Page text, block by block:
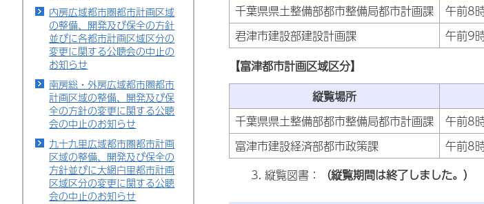
内房広域都市圏都市計画区域
の整備、開発及び保全の方針
並びに各都市計画区域区分の
変更に関する公聴会の中止の
お知らせ
南房総・外房広域都市圏都市
計画区域の整備、開発及び保
全の方針の変更に関する公聴
会の中止のお知らせ
九十九里広域都市圏都市計画
区域の整備、開発及び保全の
方針並びに大網白里都市計画
区域区分の変更に関する公聴
会の中止のお知らせ
千葉県県土整備部都市整備局都市計画課
午前8
君津市建設部建設計画課
午前9
【富津都市計画区域区分】
縦覧場所
千葉県県土整備部都市整備局都市計画課
午前8
富津市建設経済部都市政策課
午前8
縦覧図書：
（縦覧期間は終了しました。）